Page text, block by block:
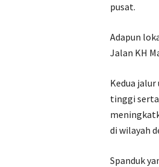
pusat.
Adapun
Jalan KH
Kedua
tinggi
di wilayah
Spanduk